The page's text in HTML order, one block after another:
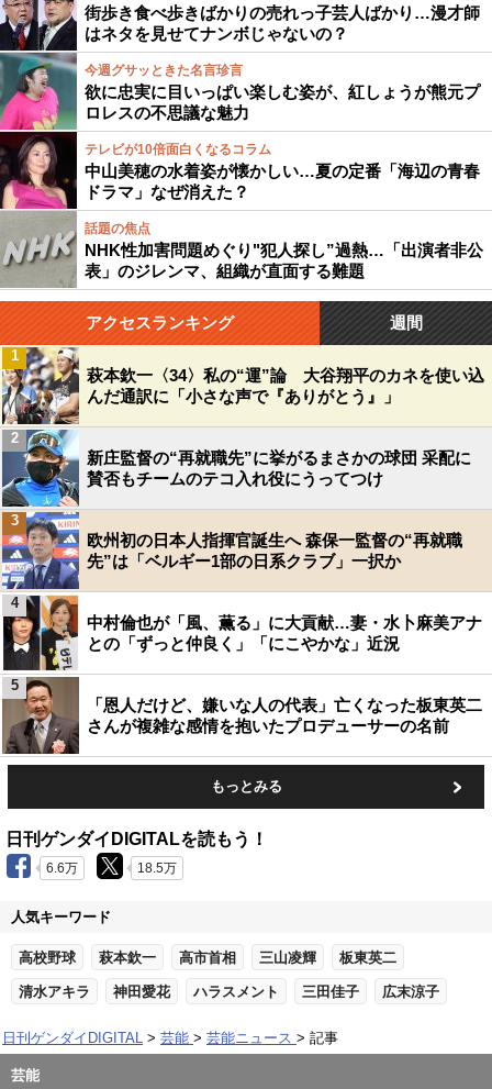
街歩き食べ歩きばかりの売れっ子芸人ばかり…漫才師
はネタを見せてナンボじゃないの？
今週グサッときた名言珍言
欲に忠実に目いっぱい楽しむ姿が、紅しょうが熊元プ
ロレスの不思議な魅力
テレビが10倍面白くなるコラム
中山美穂の水着姿が懐かしい…夏の定番「海辺の青春
ドラマ」なぜ消えた？
話題の焦点
NHK性加害問題めぐり"犯人探し”過熱…「出演者非公
表」のジレンマ、組織が直面する難題
アクセスランキング 週間
萩本欽一〈34〉私の“運”論 大谷翔平のカネを使い込
んだ通訳に「小さな声で『ありがとう』」
1
新庄監督の“再就職先”に挙がるまさかの球団 采配に
賛否もチームのテコ入れ役にうってつけ
2
欧州初の日本人指揮官誕生へ 森保一監督の“再就職
先”は「ベルギー1部の日系クラブ」一択か
3
中村倫也が「風、薫る」に大貢献…妻・水卜麻美アナ
との「ずっと仲良く」「にこやかな」近況
4
「恩人だけど、嫌いな人の代表」亡くなった板東英二
さんが複雑な感情を抱いたプロデューサーの名前
5
もっとみる
日刊ゲンダイDIGITALを読もう！
6.6万 18.5万
人気キーワード
高校野球 萩本欽一 高市首相 三山凌輝 板東英二
清水アキラ 神田愛花 ハラスメント 三田佳子 広末涼子
日刊ゲンダイDIGITAL 芸能 芸能ニュース 記事
芸能